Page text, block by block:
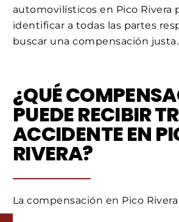
automovilísticos en Pico Rivera
identificar a todas las partes
buscar una compensación justa.
¿QUÉ
PUEDE RECIBIR
ACCIDENTE EN
RIVERA?
La compensación en Pico